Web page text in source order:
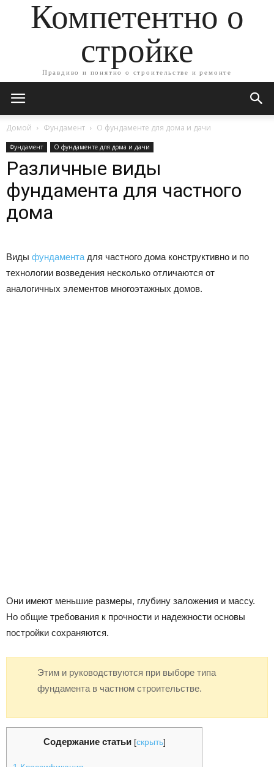
Компетентно о
стройке
Правдиво и понятно о строительстве и ремонте
Домой Фундамент О фундаменте для дома и дачи
Фундамент О фундаменте для дома и дачи
Различные виды
фундамента для частного
дома
Виды фундамента для частного дома конструктивно и по
технологии возведения несколько отличаются от
аналогичных элементов многоэтажных домов.
Они имеют меньшие размеры, глубину заложения и массу.
Но общие требования к прочности и надежности основы
постройки сохраняются.
Этим и руководствуются при выборе типа
фундамента в частном строительстве.
Содержание статьи [скрыть]